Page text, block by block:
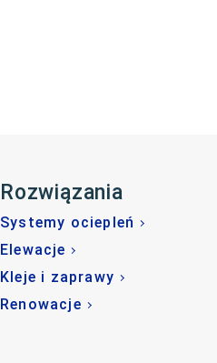
Rozwiązania
Systemy ociepleń
Elewacje
Kleje i zaprawy
Renowacje